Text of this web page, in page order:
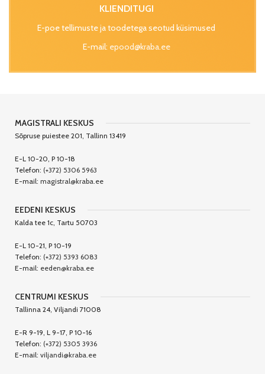
KLIENDITUGI
E-poe tellimuste ja toodetega seotud küsimused
E-mail: epood@kraba.ee
MAGISTRALI KESKUS
Sõpruse puiestee 201, Tallinn 13419
E-L 10-20, P 10-18
Telefon: (+372) 5306 5963
E-mail: magistral@kraba.ee
EEDENI KESKUS
Kalda tee 1c, Tartu 50703
E-L 10-21, P 10-19
Telefon: (+372) 5393 6083
E-mail: eeden@kraba.ee
CENTRUMI KESKUS
Tallinna 24, Viljandi 71008
E-R 9-19, L 9-17, P 10-16
Telefon: (+372) 5305 3936
E-mail: viljandi@kraba.ee